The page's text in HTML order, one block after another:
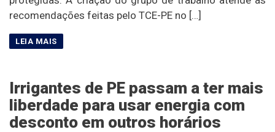
recomendações feitas pelo TCE-PE no […]
Irrigantes de PE passam a ter mais
liberdade para usar energia com
desconto em outros horários